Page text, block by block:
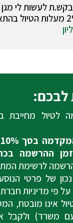
לעשות לי מגן
לטיול מחייבת
ההרשמה
לרשימת
של פרטי
על פי מדיניות
אינו מובטח,
משרד) ולקבל